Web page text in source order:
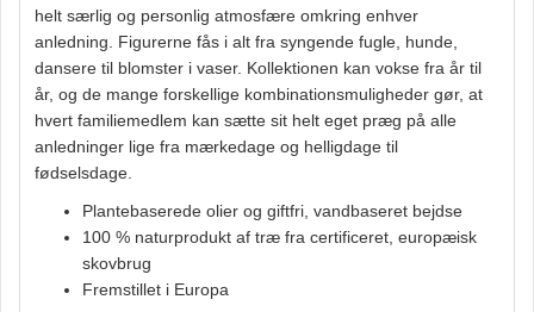
helt særlig og personlig atmosfære omkring enhver
anledning. Figurerne fås i alt fra syngende fugle, hunde,
dansere til blomster i vaser. Kollektionen kan vokse fra år til
år, og de mange forskellige kombinationsmuligheder gør, at
hvert familiemedlem kan sætte sit helt eget præg på alle
anledninger lige fra mærkedage og helligdage til
fødselsdage.
Plantebaserede olier og giftfri, vandbaseret bejdse
100 % naturprodukt af træ fra certificeret, europæisk
skovbrug
Fremstillet i Europa